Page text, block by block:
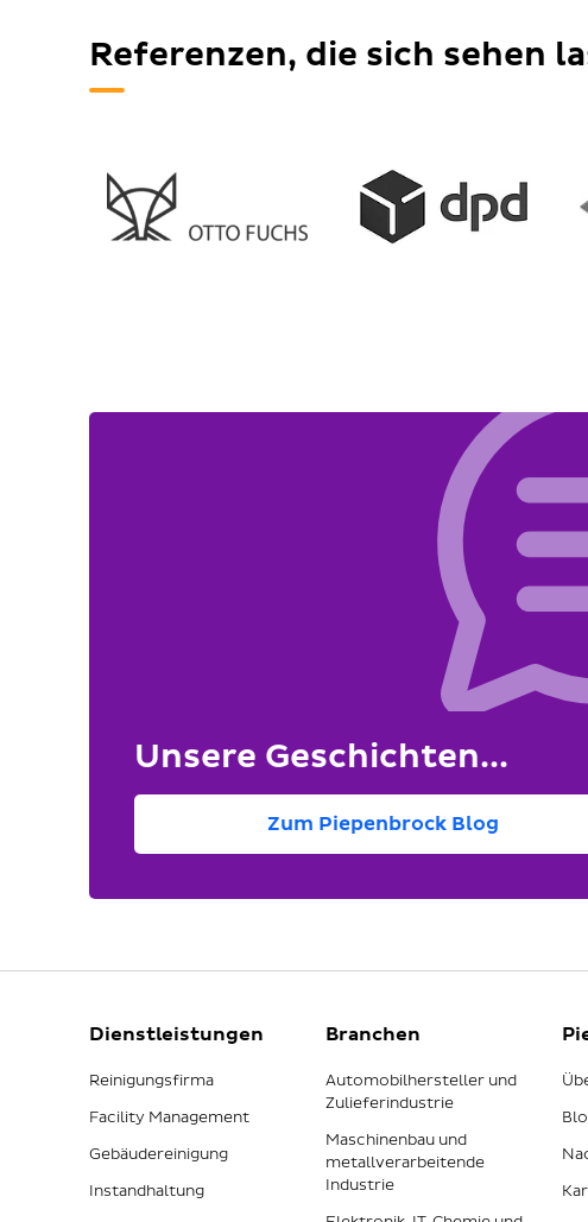
Referenzen, die sich sehen
Unsere Geschichten...
Zum Piepenbrock Blog
Dienstleistungen
Reinigungsfirma
Facility Management
Gebäudereinigung
Instandhaltung
Branchen
Automobilhersteller und
Zulieferindustrie
Maschinenbau und
metallverarbeitende
Industrie